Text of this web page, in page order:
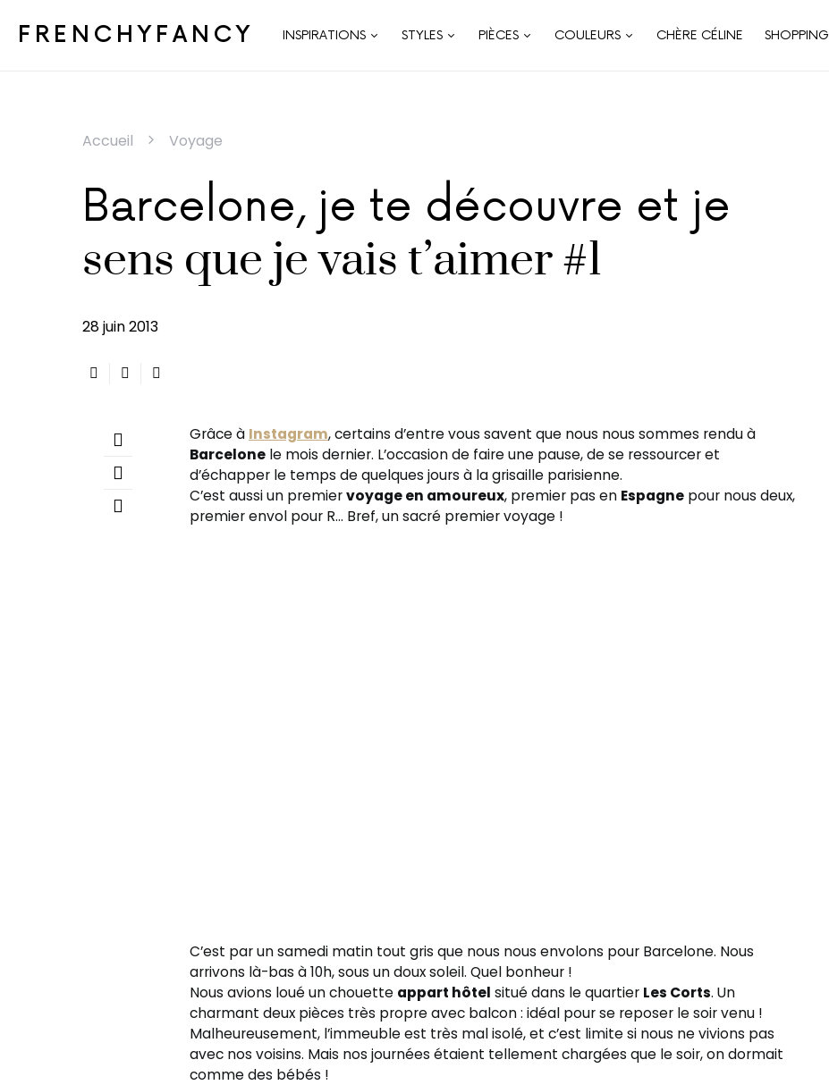
FRENCHYFANCY INSPIRATIONS STYLES PIÈCES COULEURS CHÈRE CÉLINE SHOPPING
Accueil Voyage
Barcelone, je te découvre et je
sens que je vais t’aimer #1
28 juin 2013
Grâce à Instagram, certains d’entre vous savent que nous nous sommes rendu à
Barcelone le mois dernier. L’occasion de faire une pause, de se ressourcer et
d’échapper le temps de quelques jours à la grisaille parisienne.
C’est aussi un premiervoyage en amoureux, premier pas en Espagne pour nous deux,
premier envol pour R… Bref, un sacré premier voyage !
C’est par un samedi matin tout gris que nous nous envolons pour Barcelone. Nous
arrivons là-bas à 10h, sous un doux soleil. Quel bonheur !
Nous avions loué un chouette appart hôtel situé dans le quartier Les Corts. Un
charmant deux pièces très propre avec balcon : idéal pour se reposer le soir venu !
Malheureusement, l’immeuble est très mal isolé, et c’est limite si nous ne vivions pas
avec nos voisins. Mais nos journées étaient tellement chargées que le soir, on dormait
comme des bébés !